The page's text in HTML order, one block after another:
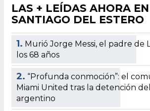
LAS + LEÍDAS AHORA EN
SANTIAGO DEL ESTERO
1. Murió Jorge Messi, el padre de
los 68 años
2. “Profunda conmoción”: el
Miami United tras la detención
argentino